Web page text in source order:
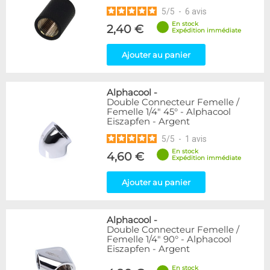
5/5 - 6 avis
2,40 €
En stock
Expédition immédiate
Ajouter au panier
Alphacool -
Double Connecteur Femelle /
Femelle 1/4" 45° - Alphacool
Eiszapfen - Argent
5/5 - 1 avis
4,60 €
En stock
Expédition immédiate
Ajouter au panier
Alphacool -
Double Connecteur Femelle /
Femelle 1/4" 90° - Alphacool
Eiszapfen - Argent
En stock